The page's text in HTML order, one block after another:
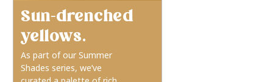
Sun-drenched
yellows.
As part of our Summer
Shades series, we’ve